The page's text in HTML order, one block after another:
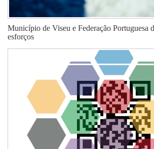
Município de Viseu e Federação Portuguesa
esforços